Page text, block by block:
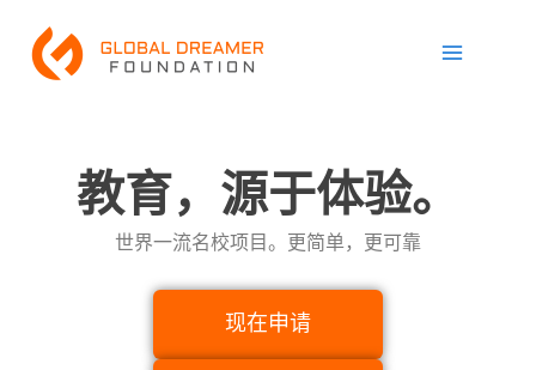
Menu
教育，源于体验。
世界一流名校项目。更简单，更可靠
现在申请